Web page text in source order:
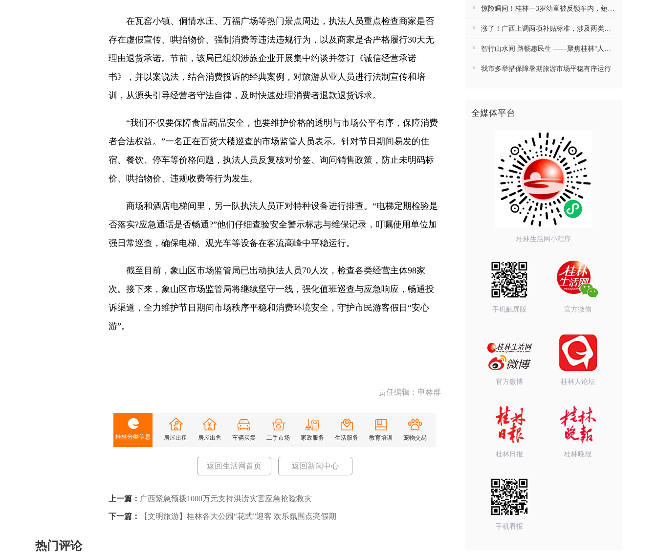
在瓦窑小镇、侗情水庄、万福广场等热门景点周边，执法人员重点检查商家是否
存在虚假宣传、哄抬物价、强制消费等违法违规行为，以及商家是否严格履行30天无
理由退货承诺。节前，该局已组织涉旅企业开展集中约谈并签订《诚信经营承诺
书》，并以案说法，结合消费投诉的经典案例，对旅游从业人员进行法制宣传和培
训，从源头引导经营者守法自律，及时快速处理消费者退款退货诉求。
“我们不仅要保障食品药品安全，也要维护价格的透明与市场公平有序，保障消费
者合法权益。”一名正在百货大楼巡查的市场监管人员表示。针对节日期间易发的住
宿、餐饮、停车等价格问题，执法人员反复核对价签、询问销售政策，防止未明码标
价、哄抬物价、违规收费等行为发生。
商场和酒店电梯间里，另一队执法人员正对特种设备进行排查。“电梯定期检验是
否落实?应急通话是否畅通?”他们仔细查验安全警示标志与维保记录，叮嘱使用单位加
强日常巡查，确保电梯、观光车等设备在客流高峰中平稳运行。
截至目前，象山区市场监管局已出动执法人员70人次，检查各类经营主体98家
次。接下来，象山区市场监管局将继续坚守一线，强化值班巡查与应急响应，畅通投
诉渠道，全力维护节日期间市场秩序平稳和消费环境安全，守护市民游客假日“安心
游”。
责任编辑：申蓉群
桂林分类信息 房屋出租 房屋出售 车辆买卖 二手市场 家政服务 生活服务 教育培训 宠物交易
返回生活网首页 返回新闻中心
上一篇： 广西紧急预拨1000万元支持洪涝灾害应急抢险救灾
下一篇： 【文明旅游】桂林各大公园“花式”迎客 欢乐氛围点亮假期
热门评论
惊险瞬间！桂林一3岁幼童被反锁车内，短短数分钟险窒息…
涨了！广西上调两项补贴标准，涉及两类人群
智行山水间 路畅惠民生 ——聚焦桂林“人工智能+交通运输”的探索与实践
我市多举措保障暑期旅游市场平稳有序运行
全媒体平台
桂林生活网小程序
手机触屏版 官方微信
官方微博 桂林人论坛
桂林日报 桂林晚报
手机看报